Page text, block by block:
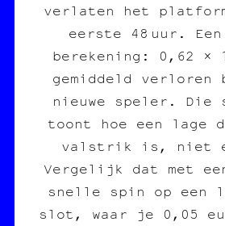
verlaten het
eerste 48 uur.
berekening: 0,62 ×
gemiddeld verloren
nieuwe speler.
toont hoe een lage
valstrik is, niet
Vergelijk dat met
snelle spin op een
slot, waar je 0,05